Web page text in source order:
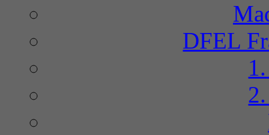
DFEL